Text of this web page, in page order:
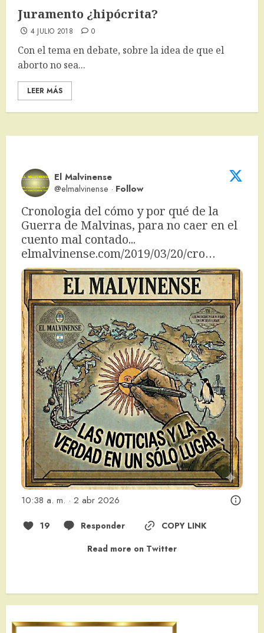
Juramento ¿hipócrita?
4 JULIO 2018 0
Con el tema en debate, sobre la idea de que el
aborto no sea...
LEER MÁS
El Malvinense
@elmalvinense · Follow
Cronologia del cómo y por qué de la
Guerra de Malvinas, para no caer en el
elmalvinense.com/2019/03/20/cro…
10:38 a. m. · 2 abr 2026
19 Responder
COPY LINK
Read more on Twitter